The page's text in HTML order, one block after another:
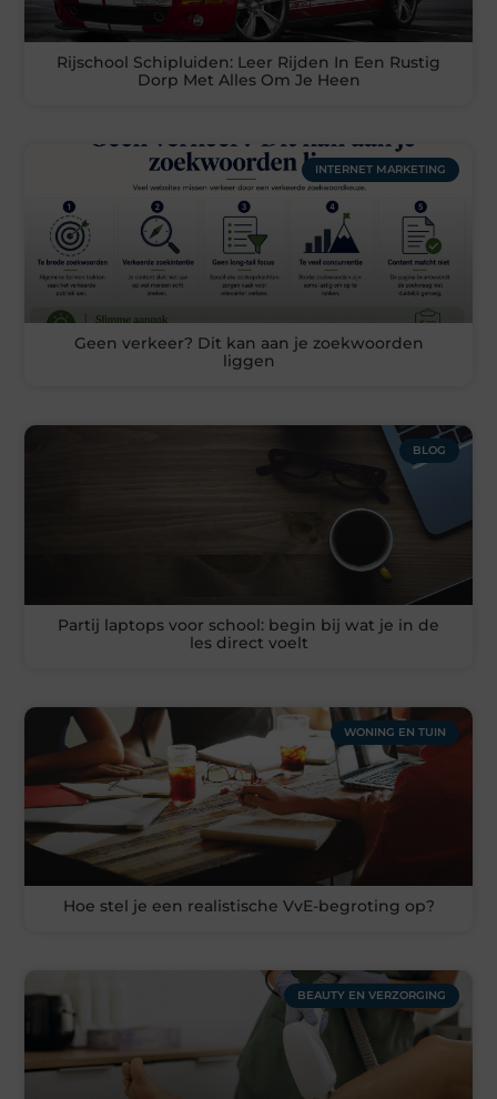
Rijschool Schipluiden: Leer Rijden In Een Rustig
Dorp Met Alles Om Je Heen
INTERNET MARKETING
Geen verkeer? Dit kan aan je zoekwoorden
liggen
BLOG
Partij laptops voor school: begin bij wat je in de
les direct voelt
WONING EN TUIN
Hoe stel je een realistische VvE-begroting op?
BEAUTY EN VERZORGING